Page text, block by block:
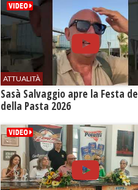
ATTUALITÀ
Sasà Salvaggio apre la Festa
della Pasta 2026